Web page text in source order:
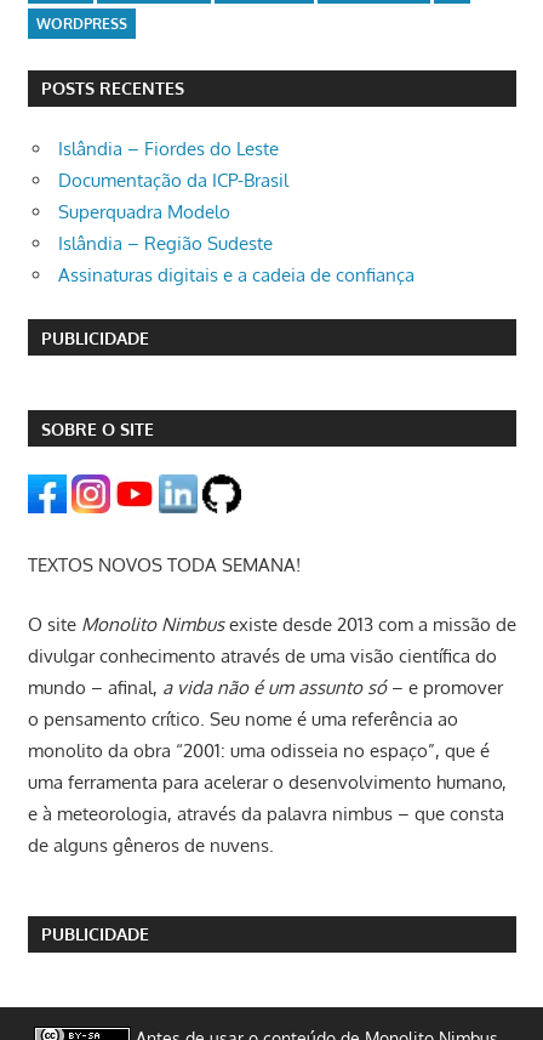
WORDPRESS
POSTS RECENTES
Islândia – Fiordes do Leste
Documentação da ICP-Brasil
Superquadra Modelo
Islândia – Região Sudeste
Assinaturas digitais e a cadeia de confiança
PUBLICIDADE
SOBRE O SITE
TEXTOS NOVOS TODA SEMANA!
O site Monolito Nimbusexiste desde 2013 com a missão de
divulgar conhecimento através de uma visão científica do
mundo – afinal, a vida não é um assunto só– e promover
o pensamento crítico. Seu nome é uma referência ao
monolito da obra “2001: uma odisseia no espaço”, que é
uma ferramenta para acelerar o desenvolvimento humano,
e à meteorologia, através da palavra nimbus – que consta
de alguns gêneros de nuvens.
PUBLICIDADE